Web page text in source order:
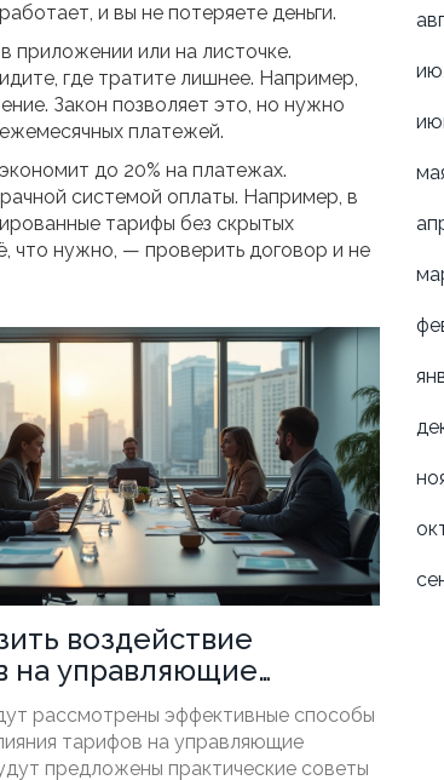
и вы не потеряете деньги.
или на листочке.
где тратите лишнее. Например,
Закон позволяет это, но нужно
платежей.
до 20% на платежах.
системой оплаты. Например, в
тарифы без скрытых
что нужно, — проверить договор и не
воздействие
на управляющие
рассмотрены эффективные способы
тарифов на управляющие
предложены практические советы